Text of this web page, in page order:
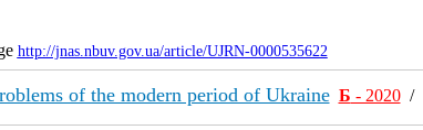
http://jnas.nbuv.gov.ua/article/UJRN-0000535622
of the modern period of Ukraine Б - 2020/